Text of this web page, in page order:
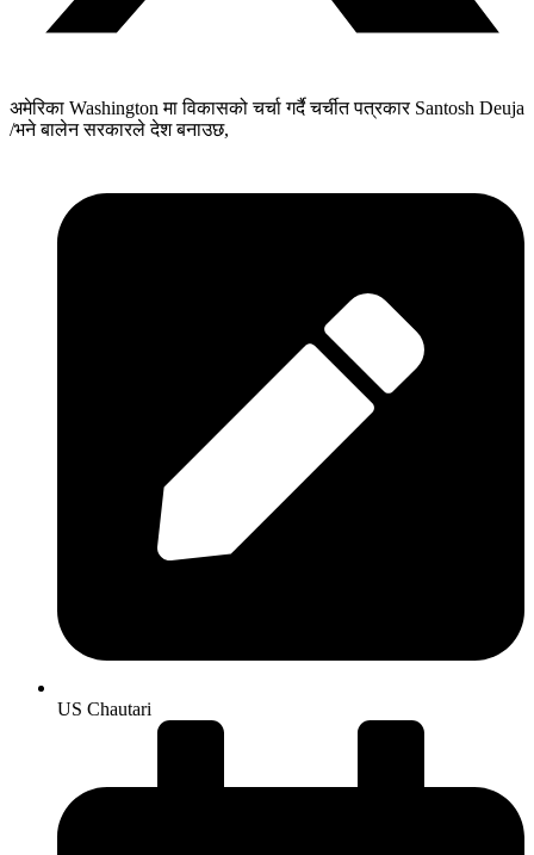
अमेरिका Washington मा विकासको चर्चा गर्दै चर्चीत पत्रकार Santosh Deuja
/भने बालेन सरकारले देश बनाउछ,
US Chautari